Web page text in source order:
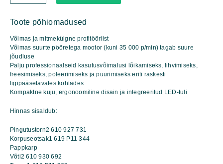
GRO
35
kogus
Toote põhiomadused
Võimas ja mitmekülgne profitööriist
Võimas suurte pööretega mootor (kuni 35 000 p/min) tagab suure
jõudluse
Palju professionaalseid kasutusvõimalusi lõikamiseks, lihvimiseks,
freesimiseks, poleerimiseks ja puurimiseks eriti raskesti
ligipääsetavates kohtades
Kompaktne kuju, ergonoomiline disain ja integreeritud LED-tuli
Hinnas sisaldub:
Pingutustorn2 610 927 731
Korpuseotsak1 619 P11 344
Pappkarp
Võti2 610 930 692